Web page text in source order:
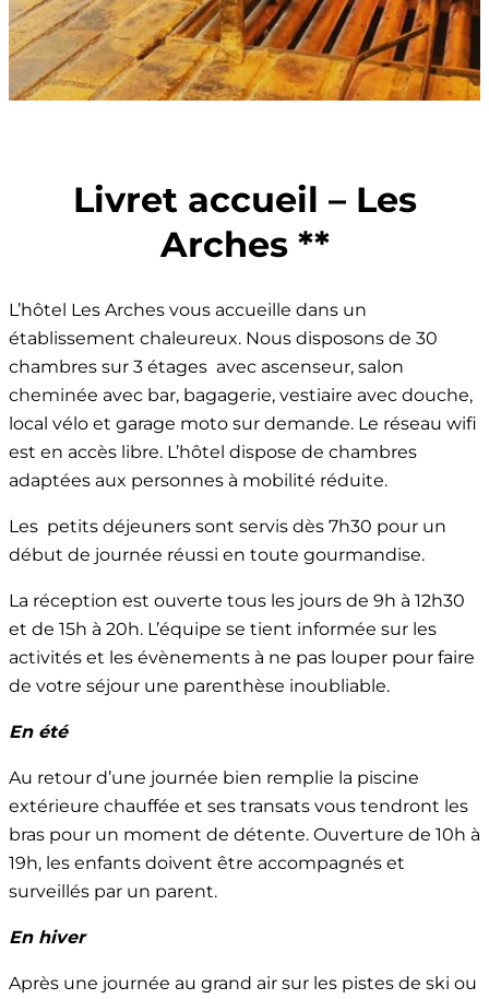
Livret accueil – Les
Arches **
L’hôtel Les Arches vous accueille dans un
établissement chaleureux. Nous disposons de 30
chambres sur 3 étages avec ascenseur, salon
cheminée avec bar, bagagerie, vestiaire avec douche,
local vélo et garage moto sur demande. Le réseau wifi
est en accès libre. L’hôtel dispose de chambres
adaptées aux personnes à mobilité réduite.
Les petits déjeuners sont servis dès 7h30 pour un
début de journée réussi en toute gourmandise.
La réception est ouverte tous les jours de 9h à 12h30
et de 15h à 20h. L’équipe se tient informée sur les
activités et les évènements à ne pas louper pour faire
de votre séjour une parenthèse inoubliable.
En été
Au retour d’une journée bien remplie la piscine
extérieure chauffée et ses transats vous tendront les
bras pour un moment de détente. Ouverture de 10h à
19h, les enfants doivent être accompagnés et
surveillés par un parent.
En hiver
Après une journée au grand air sur les pistes de ski ou